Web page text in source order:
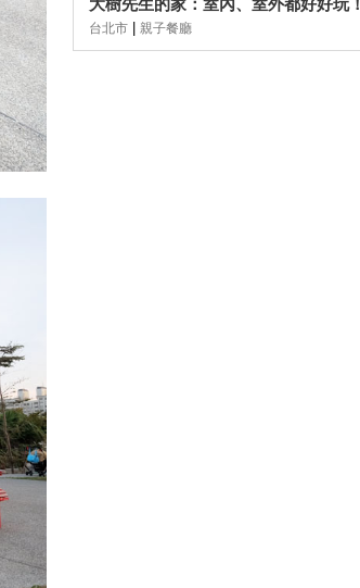
大樹先生的家：室內、室外都好好玩！
台北市 親子餐廳